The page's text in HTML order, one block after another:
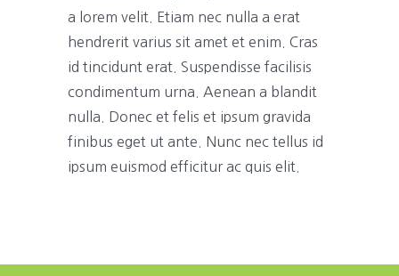
a lorem velit. Etiam nec nulla a erat
hendrerit varius sit amet et enim. Cras
id tincidunt erat. Suspendisse facilisis
condimentum urna. Aenean a blandit
nulla. Donec et felis et ipsum gravida
finibus eget ut ante. Nunc nec tellus id
ipsum euismod efficitur ac quis elit.